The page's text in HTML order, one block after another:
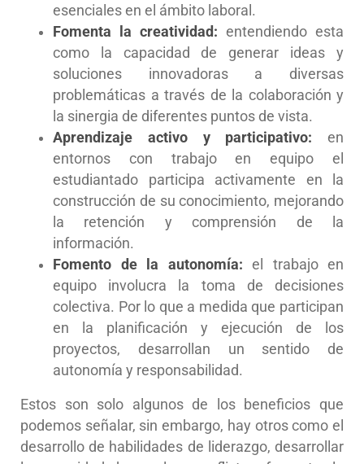
esenciales en el ámbito laboral.
Fomenta la creatividad: entendiendo esta
como la capacidad de generar ideas y
soluciones innovadoras a diversas
problemáticas a través de la colaboración y
la sinergia de diferentes puntos de vista.
Aprendizaje activo y participativo: en
entornos con trabajo en equipo el
estudiantado participa activamente en la
construcción de su conocimiento, mejorando
la retención y comprensión de la
información.
Fomento de la autonomía: el trabajo en
equipo involucra la toma de decisiones
colectiva. Por lo que a medida que participan
en la planificación y ejecución de los
proyectos, desarrollan un sentido de
autonomía y responsabilidad.
Estos son solo algunos de los beneficios que
podemos señalar, sin embargo, hay otros como el
desarrollo de habilidades de liderazgo, desarrollar